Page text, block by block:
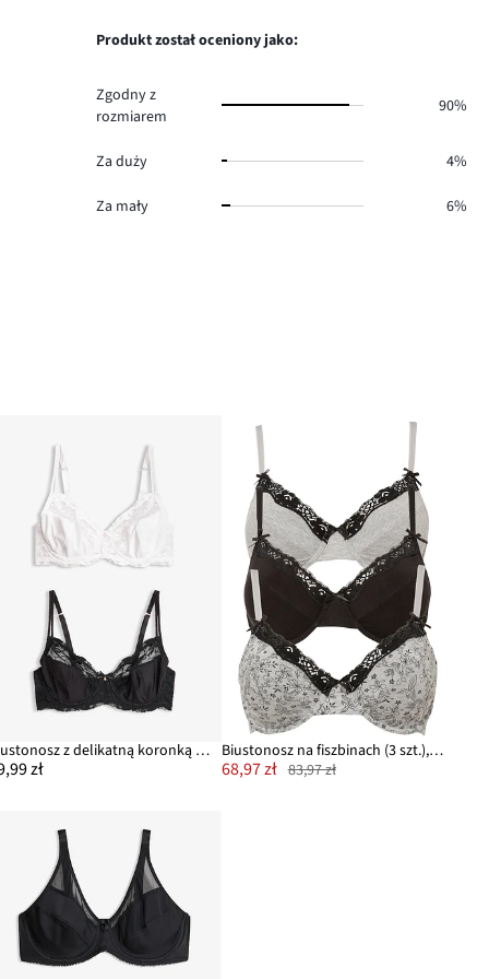
3.
głosów
Produkt został oceniony jako:
Zgodny z
rozmiarem
90%
Za duży 4%
Za mały 6%
Biustonosz z delikatną koronką (2 szt.)
zł
Biustonosz na fiszbinach (3 szt.), bawełna organiczna
68,97 zł 83,97 zł